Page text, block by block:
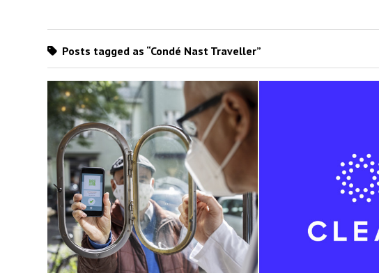
Posts tagged as “Condé Nast Traveller”